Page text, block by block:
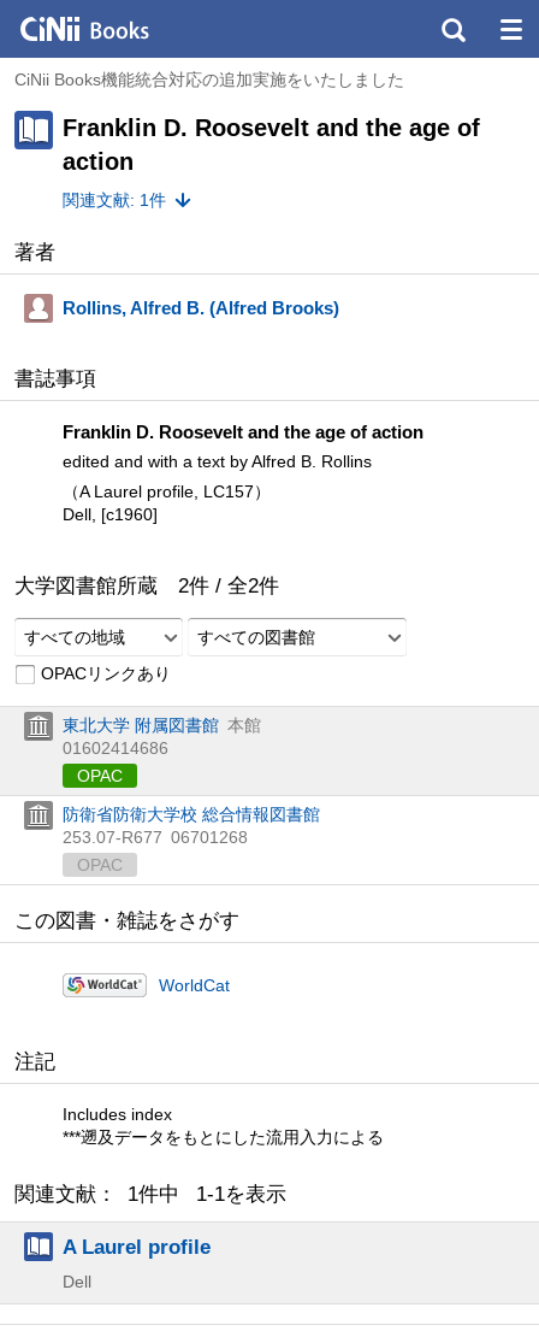
CiNii Books機能統合対応の追加実施をいたしました
Franklin D. Roosevelt and the age of
action
関連文献: 1件
著者
Rollins, Alfred B. (Alfred Brooks)
書誌事項
Franklin D. Roosevelt and the age of action
edited and with a text by Alfred B. Rollins
（A Laurel profile, LC157）
Dell, [c1960]
大学図書館所蔵 2件 / 全2件
すべての地域
すべての図書館
OPACリンクあり
東北大学 附属図書館 本館
01602414686
OPAC
防衛省防衛大学校 総合情報図書館
253.07-R677 06701268
OPAC
この図書・雑誌をさがす
WorldCat
注記
Includes index
***遡及データをもとにした流用入力による
関連文献： 1件中 1-1を表示
A Laurel profile
Dell